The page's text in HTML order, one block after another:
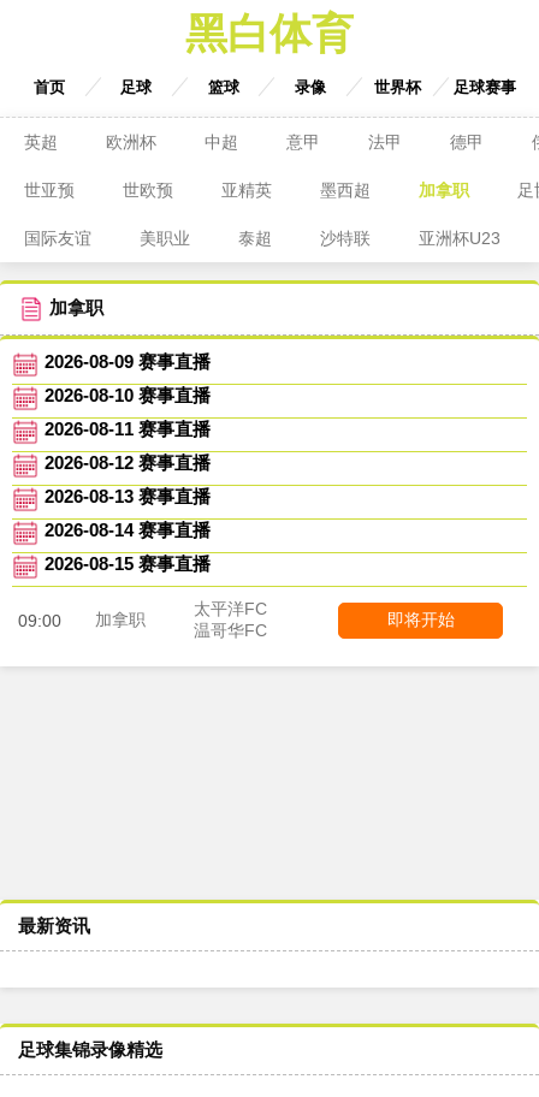
黑白体育
首页 足球 篮球 录像 世界杯 足球赛事
英超 欧洲杯 中超 意甲 法甲 德甲
世亚预 世欧预 亚精英 墨西超 加拿职 足
国际友谊 美职业 泰超 沙特联 亚洲杯U23
加拿职
2026-08-09 赛事直播
2026-08-10 赛事直播
2026-08-11 赛事直播
2026-08-12 赛事直播
2026-08-13 赛事直播
2026-08-14 赛事直播
2026-08-15 赛事直播
09:00 加拿职
太平洋FC
温哥华FC
即将开始
最新资讯
足球集锦录像精选